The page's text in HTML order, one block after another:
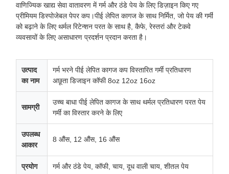
वाणिज्यिक खाद्य सेवा वातावरण में गर्म और ठंडे पेय के लिए डिज़ाइन किए गए
प्रीमियम डिस्पोजेबल पेपर कप।पीई लेपित कागज के साथ निर्मित, जो पेय की गर्मी
को बढ़ाने के लिए थर्मल रिटेन्शन परत के साथ है, कैफे, रेस्तरां और टेकवे
व्यवसायों के लिए असाधारण प्रदर्शन प्रदान करता है।
उत्पाद
का नाम
गर्म भरने पीई लेपित कागज कप विस्तारित गर्मी प्रतिधारण
अछूता डिजाइन कॉफी 8oz 12oz 16oz
सामग्री
उच्च बाधा पीई लेपित कागज के साथ थर्मल प्रतिधारण परत पेय
गर्मी का विस्तार करने के लिए
उपलब्ध
आकार
8 औंस, 12 औंस, 16 औंस
प्रयोग गर्म और ठंडे पेय, कॉफी, चाय, दूध वाली चाय, शीतल पेय